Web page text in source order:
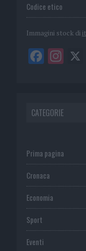
Codice etico
Immagini stock di
CATEGORIE
Prima pagina
Cronaca
Economia
Sport
Eventi